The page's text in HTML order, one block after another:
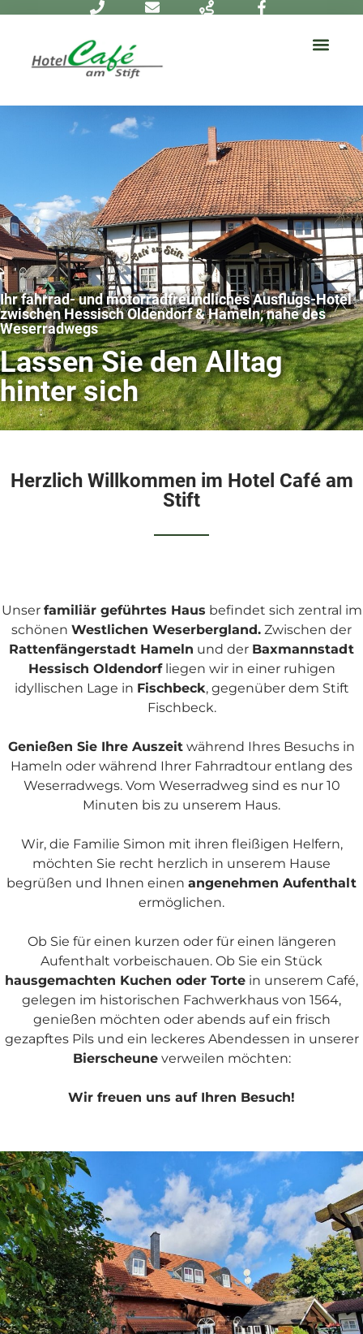
Ihr fahrrad- und motorradfreundliches Ausflugs-Hotel
zwischen Hessisch Oldendorf & Hameln, nahe des
Weserradwegs
Lassen Sie den Alltag
hinter sich
Herzlich Willkommen im Hotel Café am
Stift
Unser familiär geführtes Haus befindet sich zentral im
schönen Westlichen Weserbergland. Zwischen der
Rattenfängerstadt Hameln und der Baxmannstadt
Hessisch Oldendorfliegen wir in einer ruhigen
idyllischen Lage in Fischbeck, gegenüber dem Stift
Fischbeck.
Genießen Sie Ihre Auszeit während Ihres Besuchs in
Hameln oder während Ihrer Fahrradtour entlang des
Weserradwegs. Vom Weserradweg sind es nur 10
Minuten bis zu unserem Haus.
Wir, die Familie Simon mit ihren fleißigen Helfern,
möchten Sie recht herzlich in unserem Hause
begrüßen und Ihnen einen angenehmen Aufenthalt
ermöglichen.
Ob Sie für einen kurzen oder für einen längeren
Aufenthalt vorbeischauen. Ob Sie ein Stück
hausgemachten Kuchen oder Torte in unserem Café,
gelegen im historischen Fachwerkhaus von 1564,
genießen möchten oder abends auf ein frisch
gezapftes Pils und ein leckeres Abendessen in unserer
Bierscheuneverweilen möchten:
Wir freuen uns auf Ihren Besuch!